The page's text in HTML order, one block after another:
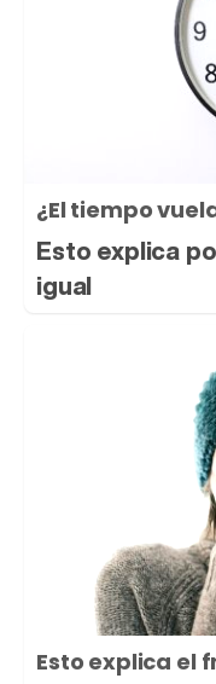
¿El tiempo
Esto explica
igual
Esto explica el